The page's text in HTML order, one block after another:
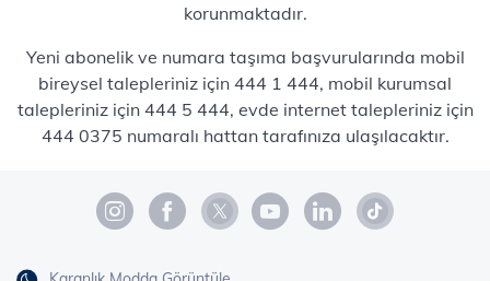
korunmaktadır.
Yeni abonelik ve numara taşıma başvurularında mobil
bireysel talepleriniz için 444 1 444, mobil kurumsal
talepleriniz için 444 5 444, evde internet talepleriniz için
444 0375 numaralı hattan tarafınıza ulaşılacaktır.